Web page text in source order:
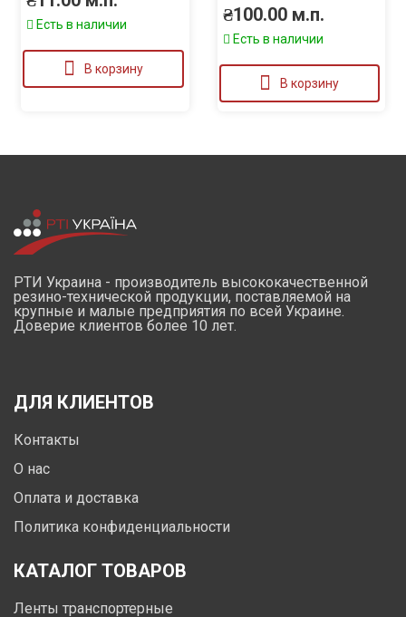
Есть в наличии
В корзину
₴100.00 м.п.
Есть в наличии
В корзину
РТИ Украина - производитель высококачественной
резино-технической продукции, поставляемой на
крупные и малые предприятия по всей Украине.
Доверие клиентов более 10 лет.
ДЛЯ КЛИЕНТОВ
Контакты
О нас
Оплата и доставка
Политика конфиденциальности
КАТАЛОГ ТОВАРОВ
Ленты транспортерные